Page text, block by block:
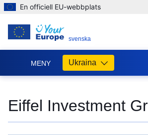
En officiell EU-webbplats
svenska
MENY Ukraina
Eiffel Investment